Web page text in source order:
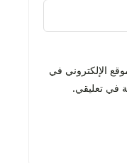
الإلكتروني في
في تعليقي.